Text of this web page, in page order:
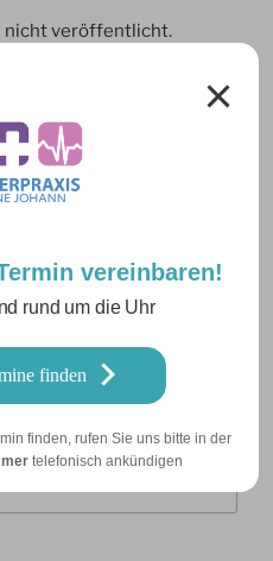
vereinbaren!
rund um die Uhr
finden
finden, rufen Sie uns bitte in der
telefonisch ankündigen
nicht veröffentlicht.